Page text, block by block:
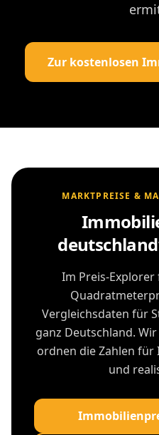
Zur kostenlosen
MARKTPREISE &
Im Preis-
Vergleichsdaten für
ganz Deutschland.
ordnen die Zahlen
und